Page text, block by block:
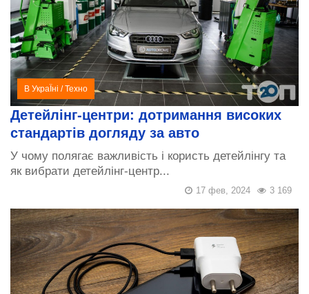
В УкраЇні /Техно
Детейлінг-центри: дотримання високих
стандартів догляду за авто
У чому полягає важливість і користь детейлінгу та
як вибрати детейлінг-центр...
3 169
17 фев, 2024